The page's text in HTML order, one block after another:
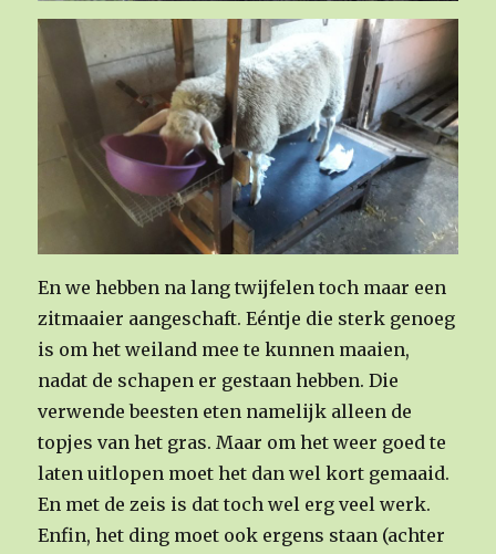
En we hebben na lang twijfelen toch maar een
zitmaaier aangeschaft. Eéntje die sterk genoeg
is om het weiland mee te kunnen maaien,
nadat de schapen er gestaan hebben. Die
verwende beesten eten namelijk alleen de
topjes van het gras. Maar om het weer goed te
laten uitlopen moet het dan wel kort gemaaid.
En met de zeis is dat toch wel erg veel werk.
Enfin, het ding moet ook ergens staan (achter